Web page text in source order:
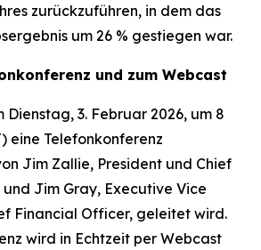
zurückzuführen, in dem das
um 26 % gestiegen war.
und zum Webcast
3. Februar 2026, um 8
eine Telefonkonferenz
Jim Zallie, President und Chief
Jim Gray, Executive Vice
Financial Officer, geleitet wird.
wird in Echtzeit per Webcast